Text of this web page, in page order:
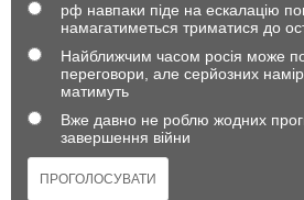
рф навпаки піде на ескалацію
намагатиметься триматися до
Найближчим часом росія може
переговори, але серйозних
матимуть
Вже давно не роблю жодних
завершення війни